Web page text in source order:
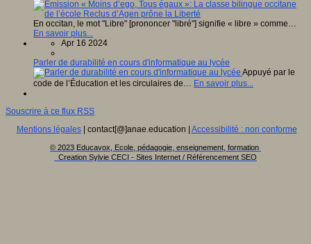
En occitan, le mot "Libre" [prononcer "libré"] signifie « libre » comme…
En savoir plus...
Apr 16 2024
Parler de durabilité en cours d'informatique au lycée
Appuyé par le
code de l’Éducation et les circulaires de… En savoir plus...
Souscrire à ce flux RSS
Mentions légales| contact[@]anae.education | Accessibilité : non conforme
© 2023 Educavox, Ecole, pédagogie, enseignement, formation
Creation Sylvie CECI - Sites Internet / Référencement SEO